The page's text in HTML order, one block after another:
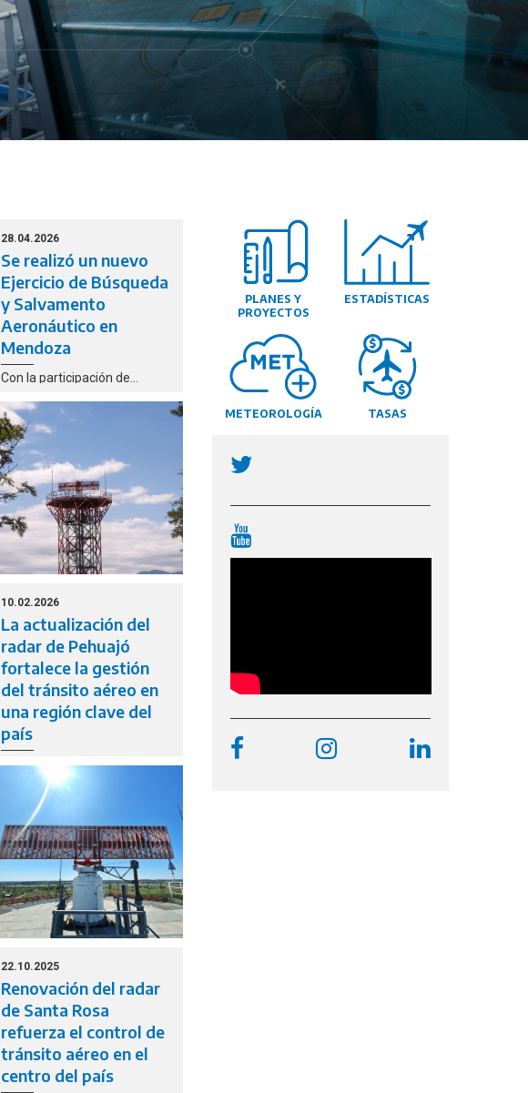
28.04.2026
Se realizó un nuevo
Ejercicio de Búsqueda
y Salvamento
Aeronáutico en
Mendoza
Con la participación de
organismos, EANA coordinó
la práctica SAREX para
fortalecer la respuesta
operativa, optimizar los
tiempos de intervención e
incorporar tecnología
aplicada a la búsqueda y
rescate aeronáutico.
10.02.2026
La actualización del
radar de Pehuajó
fortalece la gestión
del tránsito aéreo en
una región clave del
país
Esta renovación tecnológica
permite seguir fortaleciendo
la infraestructura esencial de
los servicios de navegación
aérea en regiones clave de la
Argentina.
22.10.2025
Renovación del radar
de Santa Rosa
refuerza el control de
tránsito aéreo en el
centro del país
PLANES Y
PROYECTOS
ESTADÍSTICAS
METEOROLOGÍA TASAS